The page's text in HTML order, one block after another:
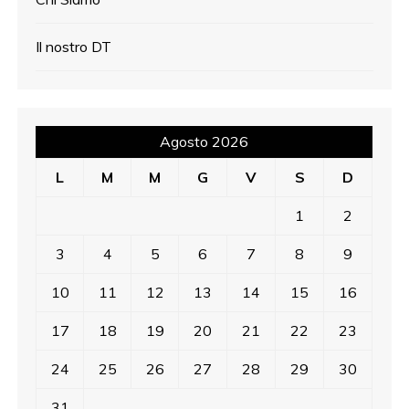
Il nostro DT
Agosto 2026
L
M M G V S D
1 2
3 4 5 6 7 8 9
10 11 12 13 14 15 16
17 18 19 20 21 22 23
24 25 26 27 28 29 30